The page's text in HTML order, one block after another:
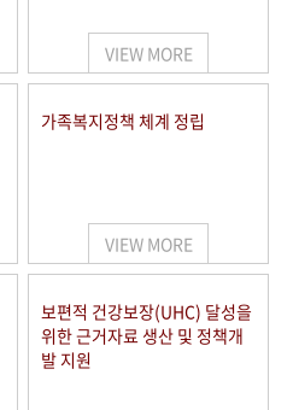
VIEW MORE
가족복지정책 체계 정립
VIEW MORE
보편적 건강보장(UHC) 달성을
위한 근거자료 생산 및 정책개
발 지원